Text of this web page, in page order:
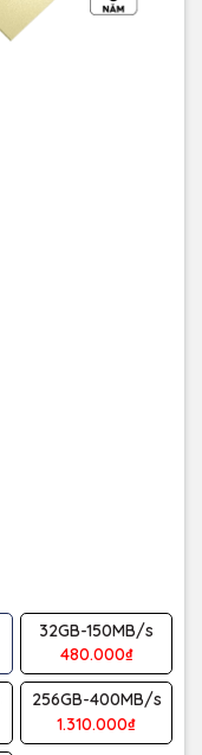
32GB-150MB/s
480.000₫
256GB-400MB/s
1.310.000₫